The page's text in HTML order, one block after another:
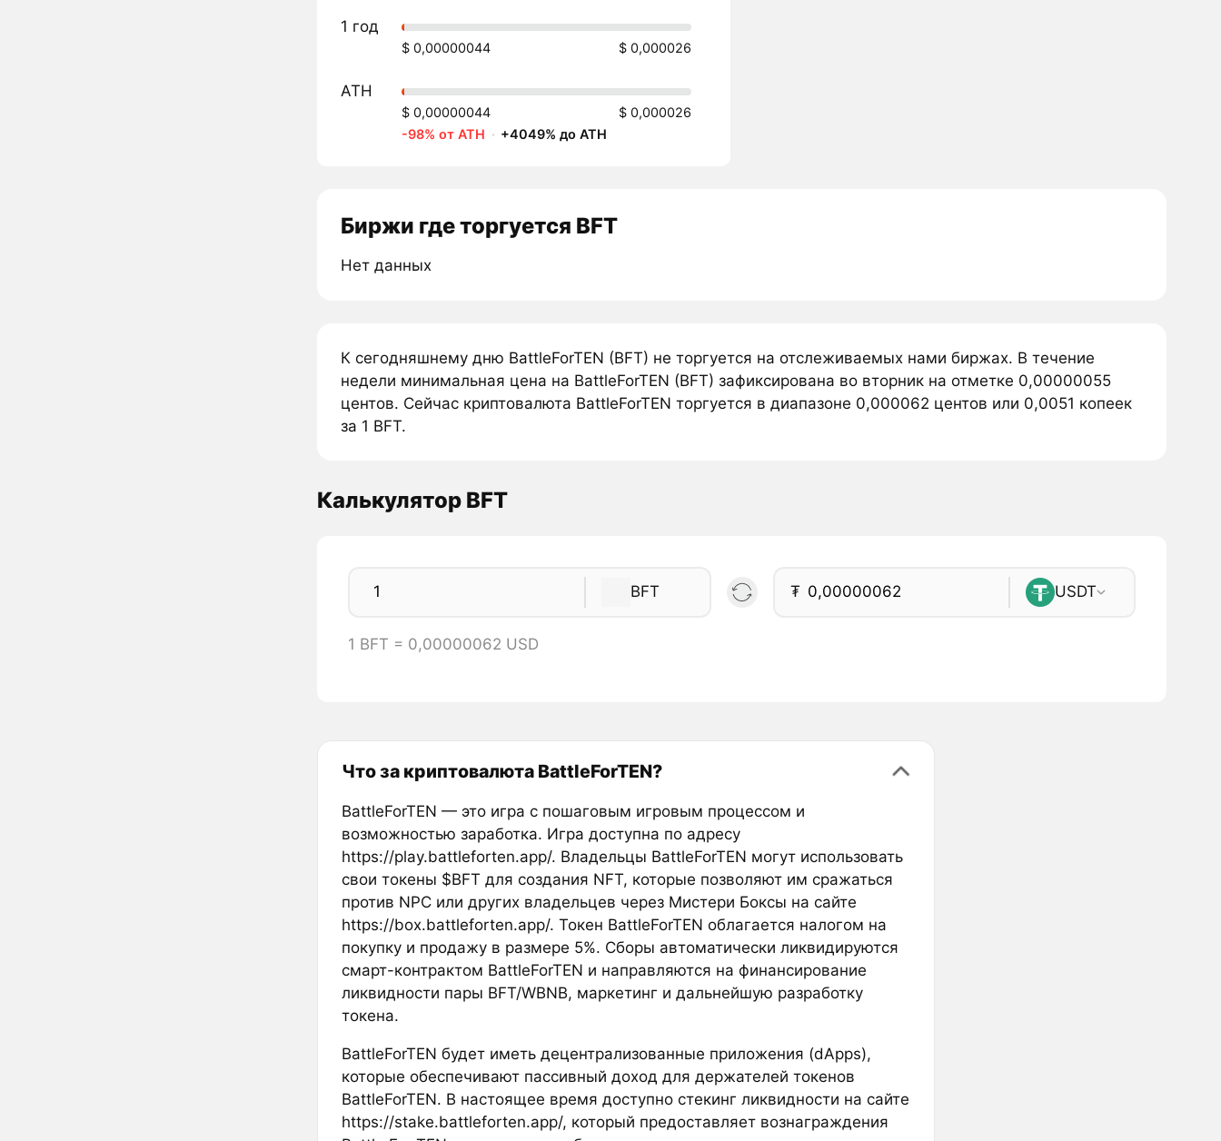
1 год
$ 0,00000044 $ 0,000026
ATH
$ 0,00000044
$ 0,000026
-98% от ATH · +4049% до ATH
Биржи где торгуется BFT
Нет данных
К сегодняшнему дню BattleForTEN (BFT) не торгуется на отслеживаемых нами биржах. В течение
недели минимальная цена на BattleForTEN (BFT) зафиксирована во вторник на отметке 0,00000055
центов. Сейчас криптовалюта BattleForTEN торгуется в диапазоне 0,000062 центов или 0,0051 копеек
за 1 BFT.
Калькулятор BFT
BFT ₮ USDT
1 BFT = 0,00000062 USD
Что за криптовалюта BattleForTEN?
BattleForTEN — это игра с пошаговым игровым процессом и
возможностью заработка. Игра доступна по адресу
https://play.battleforten.app/. Владельцы BattleForTEN могут использовать
свои токены $BFT для создания NFT, которые позволяют им сражаться
против NPC или других владельцев через Мистери Боксы на сайте
https://box.battleforten.app/. Токен BattleForTEN облагается налогом на
покупку и продажу в размере 5%. Сборы автоматически ликвидируются
смарт-контрактом BattleForTEN и направляются на финансирование
ликвидности пары BFT/WBNB, маркетинг и дальнейшую разработку
токена.
BattleForTEN будет иметь децентрализованные приложения (dApps),
которые обеспечивают пассивный доход для держателей токенов
BattleForTEN. В настоящее время доступно стекинг ликвидности на сайте
https://stake.battleforten.app/, который предоставляет вознаграждения